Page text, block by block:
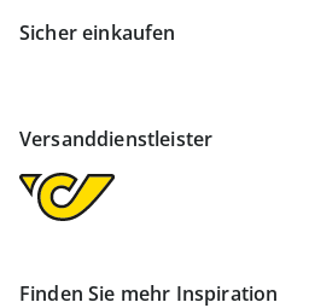
Sicher einkaufen
Versanddienstleister
Finden Sie mehr Inspiration